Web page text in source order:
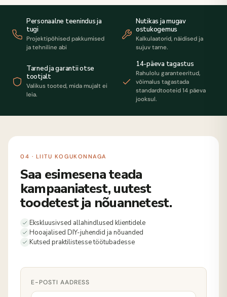
Personaalne teenindus ja
tugi
Projektipõhised pakkumised
ja tehniline abi
Nutikas ja mugav
ostukogemus
Kalkulaatorid, näidised ja
sujuv tarne.
Tarned ja garantii otse
tootjalt
Valikus tooted, mida mujalt ei
leia.
14-päeva tagastus
Rahulolu garanteeritud,
võimalus tagastada
standardtooteid 14 päeva
jooksul.
04 · LIITU KOGUKONNAGA
Saa esimesena teada
kampaaniatest, uutest
toodetest ja nõuannetest.
Ekskluusivsed allahindlused klientidele
Hooajalised DIY-juhendid ja nõuanded
Kutsed praktilistesse töötubadesse
E-POSTI AADRESS